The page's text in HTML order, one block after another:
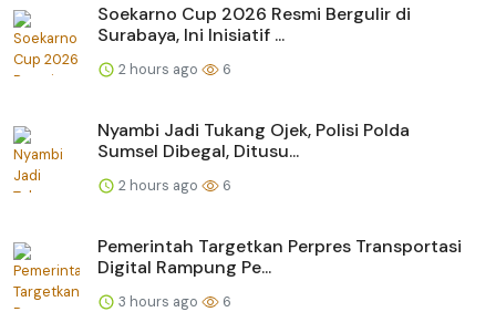
Soekarno Cup 2026 Resmi Bergulir di
Surabaya, Ini Inisiatif ...
2 hours ago 6
Nyambi Jadi Tukang Ojek, Polisi Polda
Sumsel Dibegal, Ditusu...
2 hours ago 6
Pemerintah Targetkan Perpres Transportasi
Digital Rampung Pe...
3 hours ago 6